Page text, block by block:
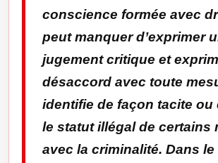
conscience formée avec
peut manquer d’exprimer
jugement critique et
désaccord avec toute
identifie de façon tacite ou
le statut illégal de certains
avec la criminalité. Dans le